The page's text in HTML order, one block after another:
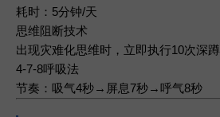
耗时：5分钟/天
思维阻断技术
出现灾难化思维时，立即执行10次深蹲
4-7-8呼吸法
节奏：吸气4秒→屏息7秒→呼气8秒